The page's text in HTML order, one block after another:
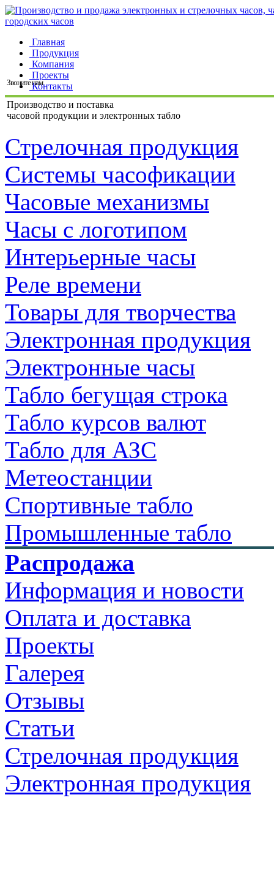
Главная
Продукция
Компания
Проекты
Контакты
Звоните нам
Производство и поставка
часовой продукции и электронных табло
Стрелочная продукция
Системы часофикации
Часовые механизмы
Часы с логотипом
Интерьерные часы
Реле времени
Товары для творчества
Электронная продукция
Электронные часы
Табло бегущая строка
Табло курсов валют
Табло для АЗС
Метеостанции
Спортивные табло
Промышленные табло
Распродажа
Информация и новости
Оплата и доставка
Проекты
Галерея
Отзывы
Статьи
Стрелочная продукция
Электронная продукция